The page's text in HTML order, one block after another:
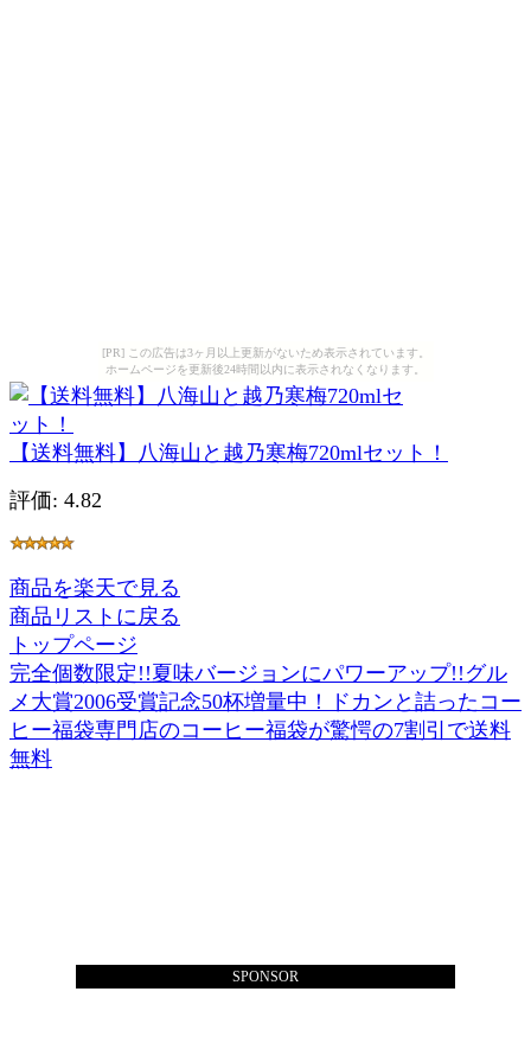
[PR] この広告は3ヶ月以上更新がないため表示されています。
ホームページを更新後24時間以内に表示されなくなります。
【送料無料】八海山と越乃寒梅720mlセット！
評価: 4.82
商品を楽天で見る
商品リストに戻る
トップページ
完全個数限定!!夏味バージョンにパワーアップ!!グル
メ大賞2006受賞記念50杯増量中！ドカンと詰ったコー
ヒー福袋専門店のコーヒー福袋が驚愕の7割引で送料
無料
SPONSOR